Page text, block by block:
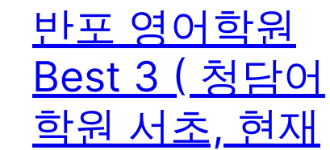
반포 영어학원
Best 3 ( 청담어
학원 서초, 현재